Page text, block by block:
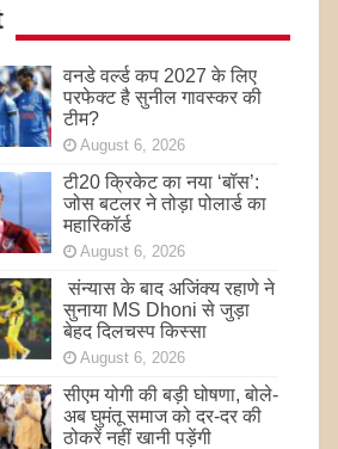
वनडे वर्ल्ड कप 2027 के लिए
परफेक्ट है सुनील गावस्कर की
टीम?
August 6, 2026
टी20 क्रिकेट का नया ‘बॉस’:
जोस बटलर ने तोड़ा पोलार्ड का
महारिकॉर्ड
August 6, 2026
संन्यास के बाद अजिंक्‍य रहाणे ने
सुनाया MS Dhoni से जुड़ा
बेहद दिलचस्प किस्सा
August 6, 2026
सीएम योगी की बड़ी घोषणा, बोले-
अब घुमंतू समाज को दर-दर की
ठोकरें नहीं खानी पड़ेंगी